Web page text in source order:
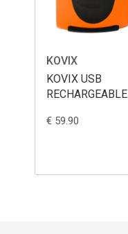
KOVIX
KOVIX USB
RECHARGEABLE
LOCK ORANGE
€ 59.90